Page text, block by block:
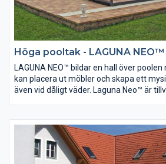
Höga pooltak - LAGUNA NEO™
LAGUNA NEO™ bildar en hall över
kan placera ut möbler och skapa ett
även vid dåligt väder. Laguna Neo™ är
låssystem för ökad säkerhet och